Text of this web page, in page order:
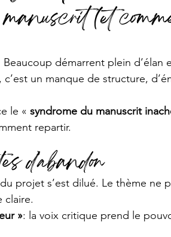
manuscrit (et
démarrent plein d’élan
c’est un manque de structure,
le « syndrome du manuscrit
repartir.
d’abandon
projet s’est dilué. Le thème ne
claire.
»: la voix critique prend le